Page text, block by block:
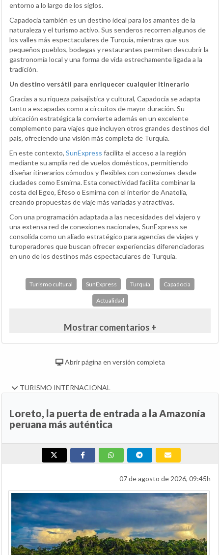
entorno a lo largo de los siglos.
Capadocia también es un destino ideal para los amantes de la
naturaleza y el turismo activo. Sus senderos recorren algunos de
los valles más espectaculares de Turquía, mientras que sus
pequeños pueblos, bodegas y restaurantes permiten descubrir la
gastronomía local y una forma de vida estrechamente ligada a la
tradición.
Un destino versátil para enriquecer cualquier itinerario
Gracias a su riqueza paisajística y cultural, Capadocia se adapta
tanto a escapadas como a circuitos de mayor duración. Su
ubicación estratégica la convierte además en un excelente
complemento para viajes que incluyen otros grandes destinos del
país, ofreciendo una visión más completa de Turquía.
En este contexto, SunExpress facilita el acceso a la región
mediante su amplia red de vuelos domésticos, permitiendo
diseñar itinerarios cómodos y flexibles con conexiones desde
ciudades como Esmirna. Esta conectividad facilita combinar la
costa del Egeo, Éfeso o Esmirna con el interior de Anatolia,
creando propuestas de viaje más variadas y atractivas.
Con una programación adaptada a las necesidades del viajero y
una extensa red de conexiones nacionales, SunExpress se
consolida como un aliado estratégico para agencias de viajes y
turoperadores que buscan ofrecer experiencias diferenciadoras
en uno de los destinos más espectaculares de Turquía.
Turismo cultural SunExpress Turquía Capadocia
Actualidad
Mostrar comentarios +
Abrir página en versión completa
TURISMO INTERNACIONAL
Loreto, la puerta de entrada a la Amazonía
peruana más auténtica
07 de agosto de 2026, 09:45h